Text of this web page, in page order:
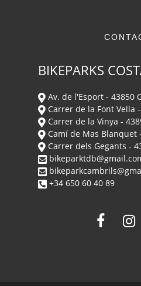
BIKEPARKS
Av. de l'Esport - 43850
Carrer de la Font Vella
Carrer de la Vinya -
Camí de Mas Blanquet
Carrer dels Gegants -
+34 650 60 40 89